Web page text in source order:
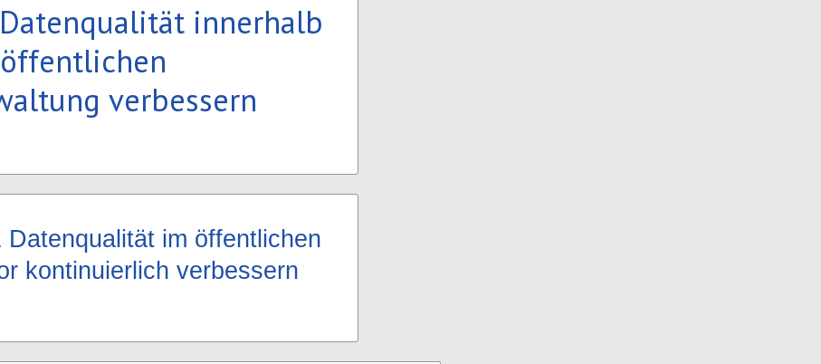
Datenqualität innerhalb
verbessern
Datenqualität im öffentlichen
kontinuierlich verbessern